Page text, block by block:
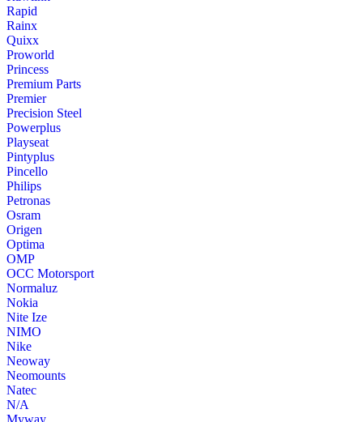
Rapid
Rainx
Quixx
Proworld
Princess
Premium Parts
Premier
Precision Steel
Powerplus
Playseat
Pintyplus
Pincello
Philips
Petronas
Osram
Origen
Optima
OMP
OCC Motorsport
Normaluz
Nokia
Nite Ize
NIMO
Nike
Neoway
Neomounts
Natec
N/A
Myway